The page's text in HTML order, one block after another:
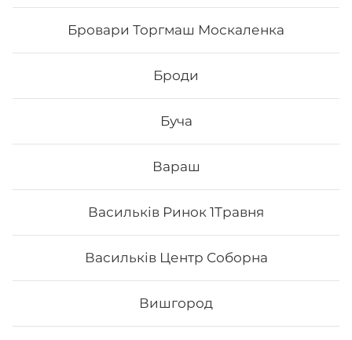
Бровари Торгмаш Москаленка
Броди
Буча
Вараш
Васильків Ринок 1Травня
Васильків Центр Соборна
Вишгород
Футо Вега
- Норі - рис - манго - огірок -авокадо -маринований